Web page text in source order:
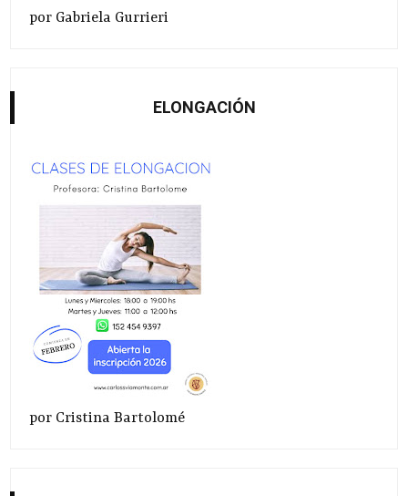
por Gabriela Gurrieri
ELONGACIÓN
por Cristina Bartolomé